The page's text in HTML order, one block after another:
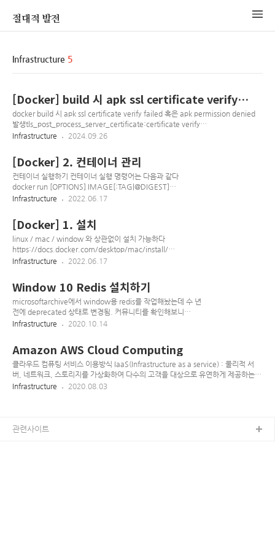
절대적 발전
Infrastructure 5
[Docker] build 시 apk ssl certificate verify
failed, apk permission denied 발생 시
docker build 시 apk ssl certificate verify failed 혹은 apk permission denied
발생tls_post_process_server_certificate:certificate verify
failed:ssl/statem/statem_clnt.c:2091:fetching https://dl-
미지 작업에서 apk add 사용 중에 발생RUN sed 's/https/http/g' -i
/etc/apk/repositories​ dockerfile에 위 명령어 추가하여 https를 http로 변경하면
정상처리
Infrastructure 2024.09.26
[Docker] 2. 컨테이너 관리
컨테이너 실행하기 컨테이너 실행 명령어는 다음과 같다
docker run [OPTIONS] IMAGE[:TAG|@DIGEST]
[COMMAND] [ARG...] 옵션 설명 -d --detach Detached
트 연결(포트 포워딩) -v --volume 호스트와 컨테이너의 디렉토
리 연결(파일을 호스트에 바로 저장, 마운트개념) --rm 프로세스
종료 시 컨테이너 자동 제거 --name 컨테이너 이름 지정 -i --
interactive 표준 입력(stdin)을 활성화, bash 사용시 사용 -t --
tty TTY 모드를 사용, bash 사용시 사용, 해당 명령을 사용하지
Infrastructure 2022.06.17
[Docker] 1. 설치
linux / mac / window 와 상관없이 설치 가능하다
https://docs.docker.com/desktop/mac/install/
https://docs.docker.com/desktop/windows/install/
눅스 컨테이너이므로 mac / window의 경우 가상머신에 설치
된다. 그러므로 하드웨어나 OS가 가상머신을 지원하지 않는 다
면 동작하지 않을 수 있음 설치 확인 설치 후 버전 명령어로 설치
를 확인 해보기 docker version 결과 Client: Cloud
integration: v1.0.22 Version: 20.10.12 API version: 1.41
Infrastructure 2022.06.17
Window 10 Redis 설치하기
microsoftarchive에서 window용 redis를 작업해놨는데 수 년
전에 deprecated 상태로 변경됨. 커뮤니티를 확인해보니
github.com/tporadowski/redis 에서 꾸준히 관리중이니 이
https://github.com/tporadowski/redis/releases에서 설치
형 버전과 portable 버전을 지원한다. 본인은 portable 버전으
로 진행 2. 적당한 곳에 압축을 풀고 redis-server.exe를 실행한
다. 테스트 1. 다른 프롬프트를 열고 redis-cli.exe를 실행한다.
Infrastructure 2020.10.14
Amazon AWS Cloud Computing
클라우드 컴퓨팅 서비스 이용방식 IaaS(Infrastructure as a service) : 물리적 서
버, 네트워크, 스토리지를 가상화하여 다수의 고객을 대상으로 유연하게 제공하는
인프라 서비스 PaaS(Platform as a service) : Web 기반의 서비스 또는 애플리케
설명 리전(Region) : AWS 서비스가 위치한 물리적 장소, 네트워크 속도와 재해에
Infrastructure 2020.08.03
관련사이트